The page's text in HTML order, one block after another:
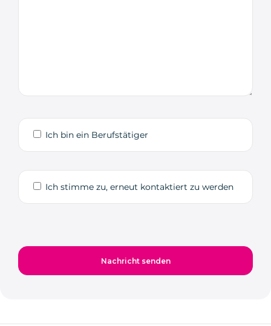
Ich bin ein Berufstätiger
Ich stimme zu, erneut kontaktiert zu werden